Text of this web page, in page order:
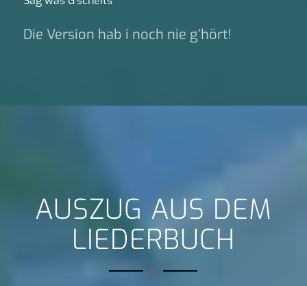
Die Version hab i noch nie g’hört!
AUSZUG AUS DEM
LIEDERBUCH